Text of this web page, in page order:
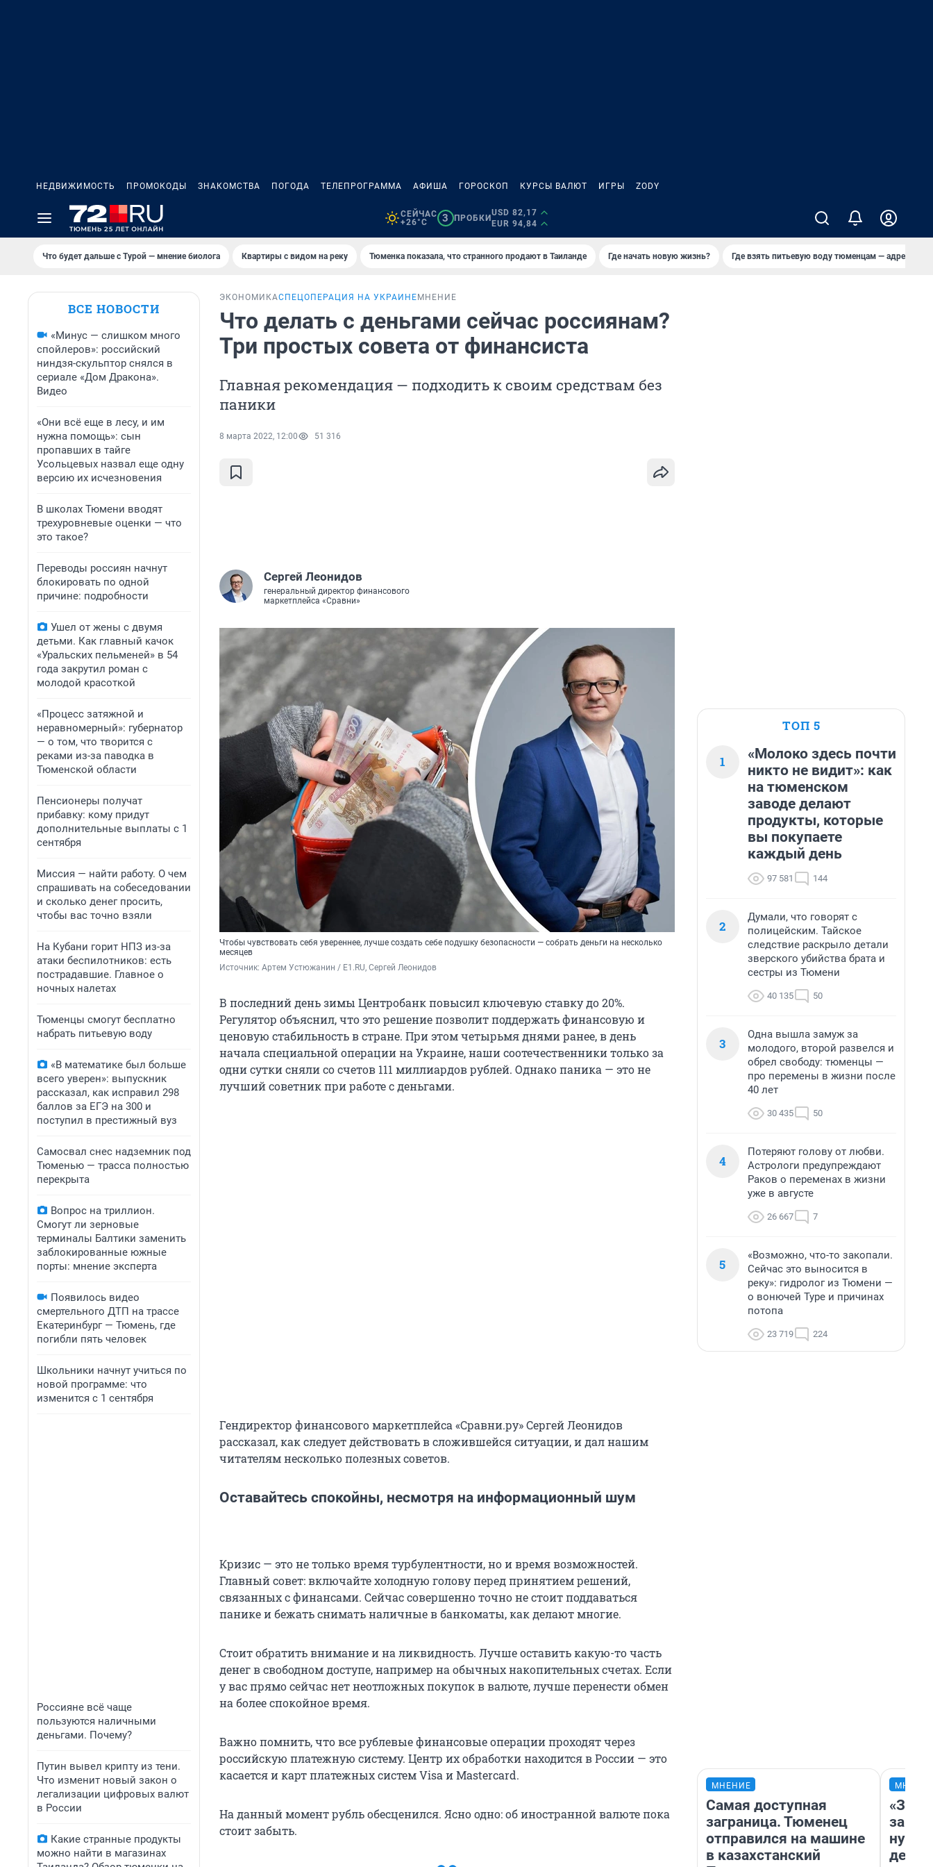
НЕДВИЖИМОСТЬ ПРОМОКОДЫ ЗНАКОМСТВА ПОГОДА ТЕЛЕПРОГРАММА АФИША ГОРОСКОП КУРСЫ ВАЛЮТ ИГРЫ ZODY
СЕЙЧАС
+26°C
3 ПРОБКИ
USD 82,17
EUR 94,84
Что будет дальше с Турой — мнение биолога Квартиры с видом на реку Тюменка показала, что странного продают в Таиланде Где начать новую жизнь? Где взять питьевую воду тюменцам — адреса
ВСЕ НОВОСТИ
«Минус — слишком много
спойлеров»: российский
ниндзя-скульптор снялся в
сериале «Дом Дракона».
Видео
«Они всё еще в лесу, и им
нужна помощь»: сын
пропавших в тайге
Усольцевых назвал еще одну
версию их исчезновения
В школах Тюмени вводят
трехуровневые оценки — что
это такое?
Переводы россиян начнут
блокировать по одной
причине: подробности
Ушел от жены с двумя
детьми. Как главный качок
«Уральских пельменей» в 54
года закрутил роман с
молодой красоткой
«Процесс затяжной и
неравномерный»: губернатор
— о том, что творится с
реками из-за паводка в
Тюменской области
Пенсионеры получат
прибавку: кому придут
дополнительные выплаты с 1
сентября
Миссия — найти работу. О чем
спрашивать на собеседовании
и сколько денег просить,
чтобы вас точно взяли
На Кубани горит НПЗ из-за
атаки беспилотников: есть
пострадавшие. Главное о
ночных налетах
Тюменцы смогут бесплатно
набрать питьевую воду
«В математике был больше
всего уверен»: выпускник
рассказал, как исправил 298
баллов за ЕГЭ на 300 и
поступил в престижный вуз
Самосвал снес надземник под
Тюменью — трасса полностью
перекрыта
Вопрос на триллион.
Смогут ли зерновые
терминалы Балтики заменить
заблокированные южные
порты: мнение эксперта
Появилось видео
смертельного ДТП на трассе
Екатеринбург — Тюмень, где
погибли пять человек
Школьники начнут учиться по
новой программе: что
изменится с 1 сентября
Россияне всё чаще
пользуются наличными
деньгами. Почему?
Путин вывел крипту из тени.
Что изменит новый закон о
легализации цифровых валют
в России
Какие странные продукты
можно найти в магазинах
ЭКОНОМИКАСПЕЦОПЕРАЦИЯ НА УКРАИНЕ МНЕНИЕ
Что делать с деньгами сейчас россиянам?
Три простых совета от финансиста
Главная рекомендация — подходить к своим средствам без
паники
8 марта 2022, 12:00 51 316
Сергей Леонидов
генеральный директор финансового
маркетплейса «Сравни»
Чтобы чувствовать себя увереннее, лучше создать себе подушку безопасности — собрать деньги на несколько
месяцев
Источник: Артем Устюжанин / E1.RU, Сергей Леонидов
В последний день зимы Центробанк повысил ключевую ставку до 20%.
Регулятор объяснил, что это решение позволит поддержать финансовую и
ценовую стабильность в стране. При этом четырьмя днями ранее, в день
начала специальной операции на Украине, наши соотечественники только за
одни сутки сняли со счетов 111 миллиардов рублей. Однако паника — это не
лучший советник при работе с деньгами.
Гендиректор финансового маркетплейса «Сравни.ру» Сергей Леонидов
рассказал, как следует действовать в сложившейся ситуации, и дал нашим
читателям несколько полезных советов.
Оставайтесь спокойны, несмотря на информационный шум
Кризис — это не только время турбулентности, но и время возможностей.
Главный совет: включайте холодную голову перед принятием решений,
связанных с финансами. Сейчас совершенно точно не стоит поддаваться
панике и бежать снимать наличные в банкоматы, как делают многие.
Стоит обратить внимание и на ликвидность. Лучше оставить какую-то часть
денег в свободном доступе, например на обычных накопительных счетах. Если
у вас прямо сейчас нет неотложных покупок в валюте, лучше перенести обмен
на более спокойное время.
Важно помнить, что все рублевые финансовые операции проходят через
российскую платежную систему. Центр их обработки находится в России — это
касается и карт платежных систем Visa и Mastercard.
На данный момент рубль обесценился. Ясно одно: об иностранной валюте пока
стоит забыть.
ТОП 5
1
«Молоко здесь почти
никто не видит»: как
на тюменском
заводе делают
продукты, которые
вы покупаете
каждый день
97 581 144
2
Думали, что говорят с
полицейским. Тайское
следствие раскрыло детали
зверского убийства брата и
сестры из Тюмени
40 135 50
3
Одна вышла замуж за
молодого, второй развелся и
обрел свободу: тюменцы —
про перемены в жизни после
40 лет
30 435 50
4
Потеряют голову от любви.
Астрологи предупреждают
Раков о переменах в жизни
уже в августе
26 667 7
5
«Возможно, что-то закопали.
Сейчас это выносится в
реку»: гидролог из Тюмени —
о вонючей Туре и причинах
потопа
23 719 224
МНЕНИЕ
Самая доступная
заграница. Тюменец
отправился на машине
в казахстанский
дела